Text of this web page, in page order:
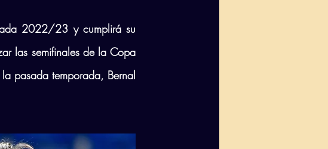
2022/23 y cumplirá su
las semifinales de la Copa
pasada temporada, Bernal